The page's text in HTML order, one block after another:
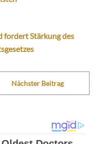
fordert Stärkung des
Nächster Beitrag